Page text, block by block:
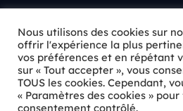
🛡️ RGPD
Copyright © 2026 Animkids.
Nous utilisons des cookies sur
offrir l'expérience la plus
vos préférences et en répétant
sur « Tout accepter », vous
TOUS les cookies. Cependant,
« Paramètres des cookies »
consentement contrôlé.